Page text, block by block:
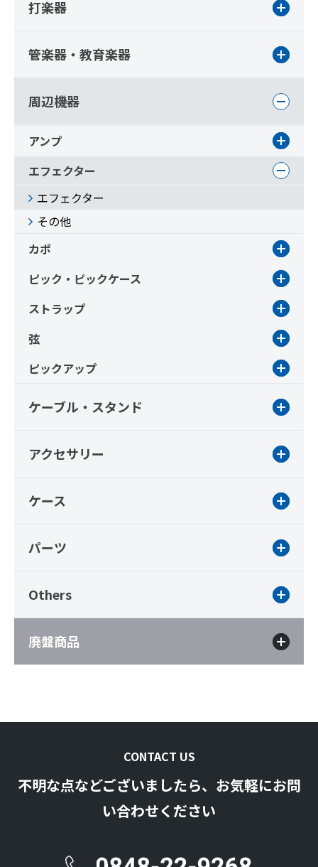
打楽器
管楽器・教育楽器
周辺機器
アンプ
エフェクター
エフェクター
その他
カポ
ピック・ピックケース
ストラップ
弦
ピックアップ
ケーブル・スタンド
アクセサリー
ケース
パーツ
Others
廃盤商品
CONTACT US
不明な点などございましたら、お気軽にお問
い合わせください